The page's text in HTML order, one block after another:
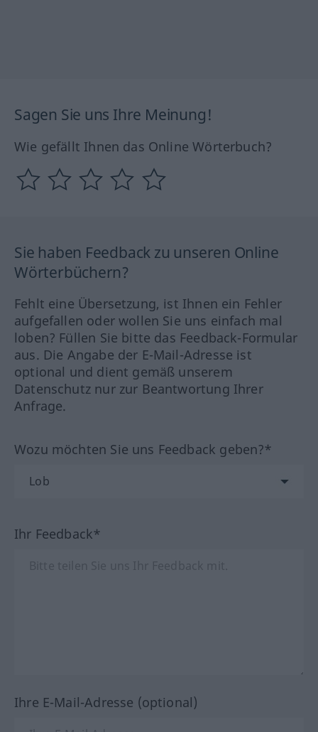
Sagen Sie uns Ihre Meinung!
Wie gefällt Ihnen das Online Wörterbuch?
Sie haben Feedback zu unseren Online
Wörterbüchern?
Fehlt eine Übersetzung, ist Ihnen ein Fehler
aufgefallen oder wollen Sie uns einfach mal
loben? Füllen Sie bitte das Feedback-Formular
aus. Die Angabe der E-Mail-Adresse ist
optional und dient gemäß unserem
Datenschutz nur zur Beantwortung Ihrer
Anfrage.
Wozu möchten Sie uns Feedback geben?*
Ihr Feedback*
Ihre E-Mail-Adresse (optional)